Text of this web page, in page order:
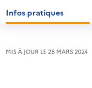
Infos pratiques
MIS À JOUR LE 28 MARS 2024